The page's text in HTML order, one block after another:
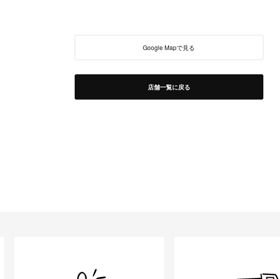
Google Mapで見る
店舗一覧に戻る